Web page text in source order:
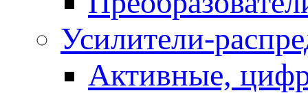
Усилители-
Активные,